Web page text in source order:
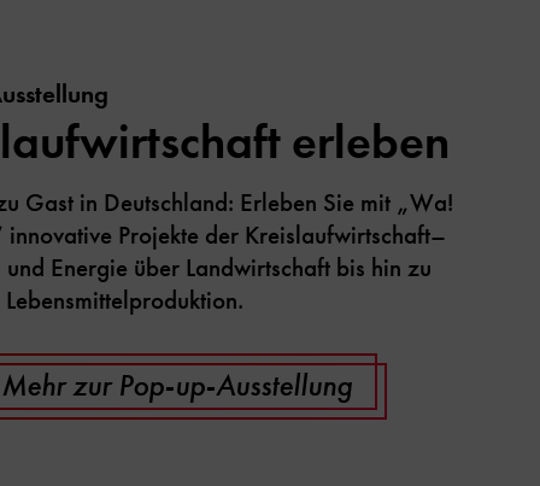
erleben
Gast in Deutschland: Erleben Sie mit „Wa!
innovative Projekte der Kreislaufwirtschaft–
und Energie über Landwirtschaft bis hin zu
Mehr zur Pop-up-Ausstellung